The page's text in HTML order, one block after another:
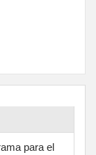
para el